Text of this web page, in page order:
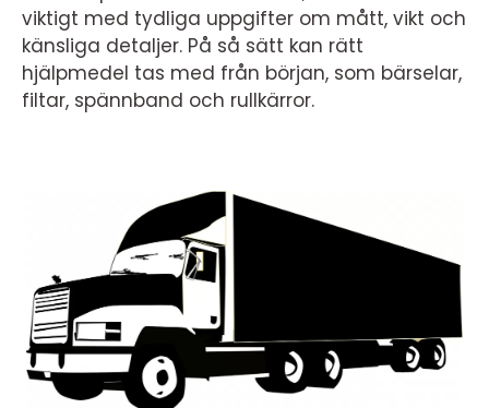
viktigt med tydliga uppgifter om mått, vikt och
känsliga detaljer. På så sätt kan rätt
hjälpmedel tas med från början, som bärselar,
filtar, spännband och rullkärror.